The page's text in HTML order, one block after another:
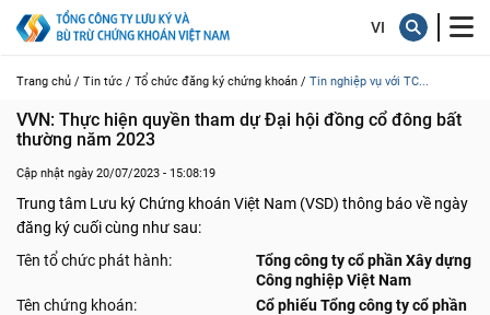
Trang chủ / Tin tức / Tổ chức đăng ký chứng khoán / Tin nghiệp vụ với TC...
VVN: Thực hiện quyền tham dự Đại hội đồng cổ đông bất
thường năm 2023
Cập nhật ngày 20/07/2023 - 15:08:19
Trung tâm Lưu ký Chứng khoán Việt Nam (VSD) thông báo về ngày
đăng ký cuối cùng như sau:
Tên tổ chức phát hành:
Tổng công ty cổ phần Xây dựng
Công nghiệp Việt Nam
Tên chứng khoán:
Cổ phiếu Tổng công ty cổ phần